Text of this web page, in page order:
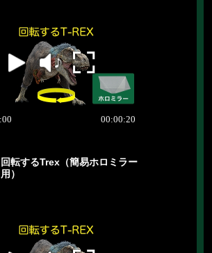
回転するTrex（簡易ホロミラー
用）